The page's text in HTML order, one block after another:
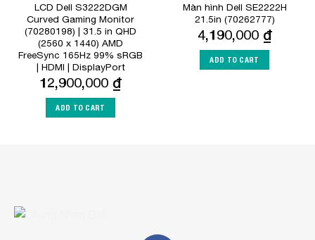
LCD Dell S3222DGM
Curved Gaming Monitor
(70280198) | 31.5 in QHD
(2560 x 1440) AMD
FreeSync 165Hz 99% sRGB
| HDMI | DisplayPort
12,900,000 ₫
ADD TO CART
Màn hình Dell SE2222H
21.5in (70262777)
4,190,000 ₫
ADD TO CART